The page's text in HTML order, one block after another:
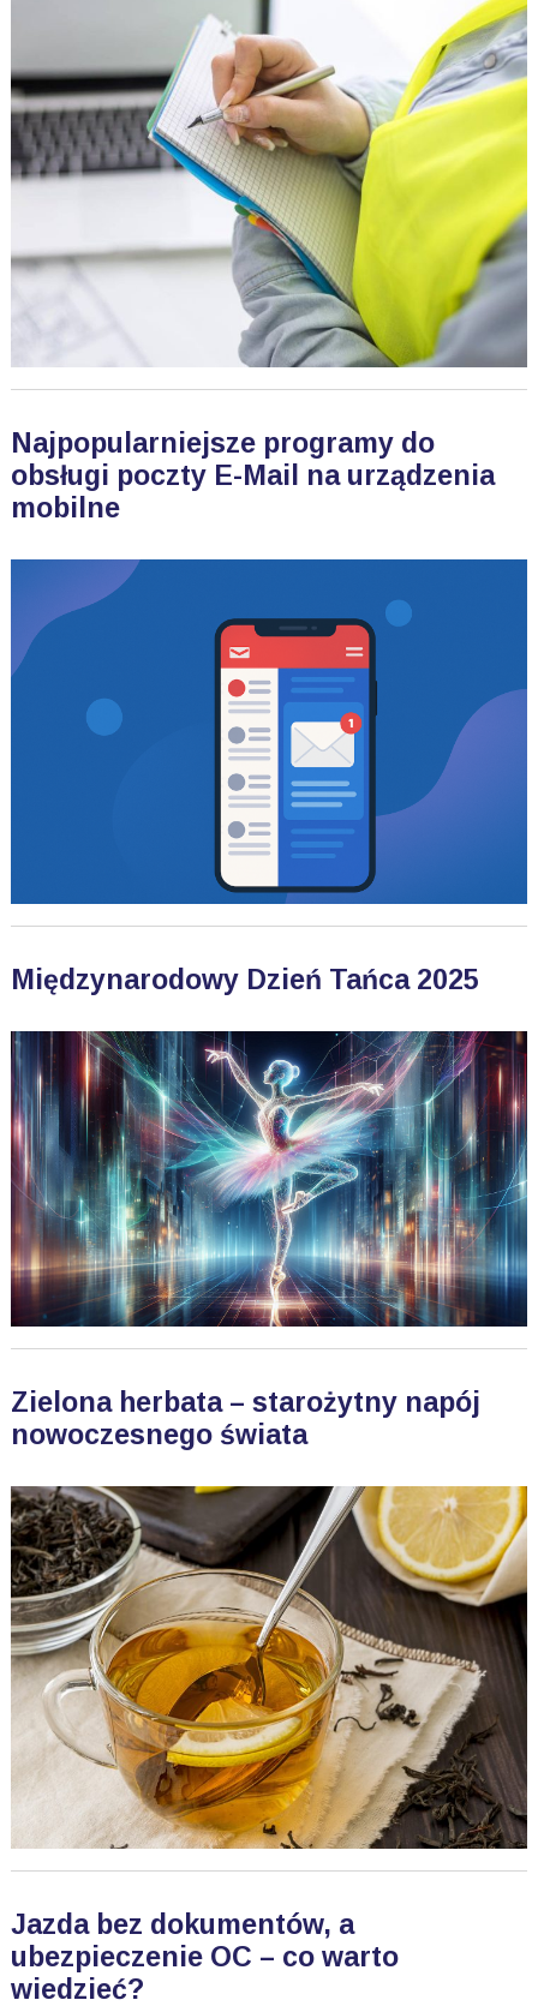
Najpopularniejsze programy do
obsługi poczty E-Mail na urządzenia
mobilne
Międzynarodowy Dzień Tańca 2025
Zielona herbata – starożytny napój
nowoczesnego świata
Jazda bez dokumentów, a
ubezpieczenie OC – co warto
wiedzieć?